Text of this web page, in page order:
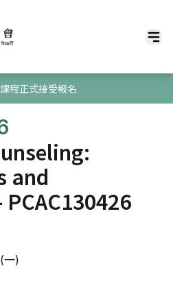
程正式接受報名
and
一)